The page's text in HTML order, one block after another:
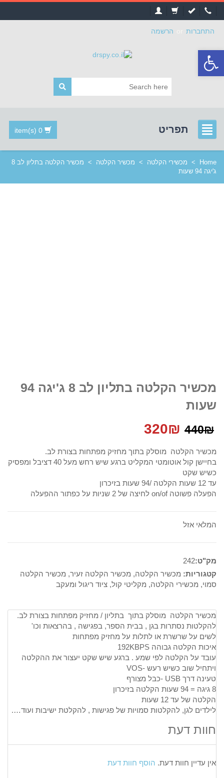
התחברות הרשמה
תפריט 0 item(s)
Home
> מכשירי הקלטה > מכשיר הקלטה >
מכשיר הקלטה בתליון לב 8
ג'יגה 94 שעות
מכשיר הקלטה בתליון לב 8 ג'יגה 94
שעות
440₪
המחיר
המקורי
היה:
440₪.
320₪
המחיר
הנוכחי
הוא:
320₪.
מכשיר הקלטה מוסלק בתוך מחזיק מפתחות בצורת לב.
בחיישן קול אוטומטי המקליט ברגע שיש רחש מעל 40 דציבל ומפסיק
כשיש שקט
עד 12 שעות הקלטה /94 שעות בזיכרון
הפעלה פשוטה on/of לחיצה של 2 שניות על כפתור ההפעלה
המלאי אזל
מק"ט:242
קטגוריות: מכשיר הקלטה, מכשיר הקלטה זעיר, מכשיר הקלטה
סמוי, מכשירי הקלטה, מקליטי קול, ציוד ריגול ומעקב
מכשיר הקלטה מוסלק בתוך בתליון / מחזיק מפתחות בצורת לב.
להקלטות נסתרות בגן , בבית הספר, בפגישה , בהרצאות וכו'
לשים על שרשרת או לתלות על מחזיק מפתחות
איכות הקלטה גבוהה 192KBPS
עובד על הקלטה לפי שמע . ברגע שיש שקט יעצור את ההקלטה
ויתחיל שוב כשיש רעש -VOS
טעינה דרך USB -כבל מצורף
8 גיגה = 94 שעות הקלטה בזיכרון
הקלטה של עד 12 שעות
לילדים לגן, להקלטות סמויות של פגישות , להקלטת ישיבות ועוד….
חוות דעת
אין עדיין חוות דעת. הוסף חוות דעת
סרגל
נגישות